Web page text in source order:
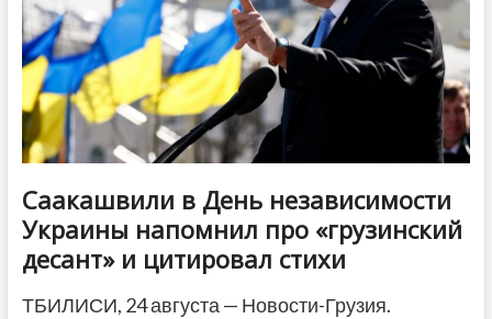
кто
что
сказал
Саакашвили в День независимости
Украины напомнил про «грузинский
десант» и цитировал стихи
ТБИЛИСИ, 24 августа — Новости-Грузия.